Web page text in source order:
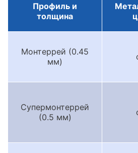
Профиль и
толщина
Монтеррей (0.45
мм)
Супермонтеррей
(0.5 мм)